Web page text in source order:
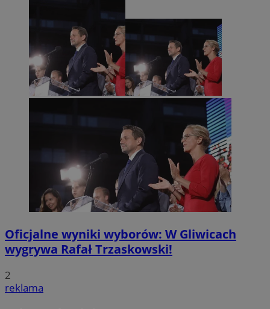
Oficjalne wyniki wyborów: W Gliwicach
wygrywa Rafał Trzaskowski!
2
reklama